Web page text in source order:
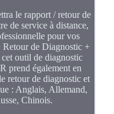
le rapport / retour de
de service à distance,
pour vos
de Diagnostic +
outil de diagnostic
prend également en
retour de diagnostic et
: Anglais, Allemand,
Chinois.